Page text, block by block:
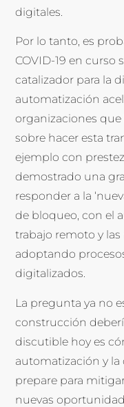
digitales.
Por lo tanto, es
COVID-19 en curso
catalizador para la
automatización
organizaciones
sobre hacer esta
ejemplo con
demostrado una
responder a la
de bloqueo, con el
trabajo remoto y las
adoptando
digitalizados.
La pregunta ya no
construcción
discutible hoy es
automatización y
prepare para
nuevas